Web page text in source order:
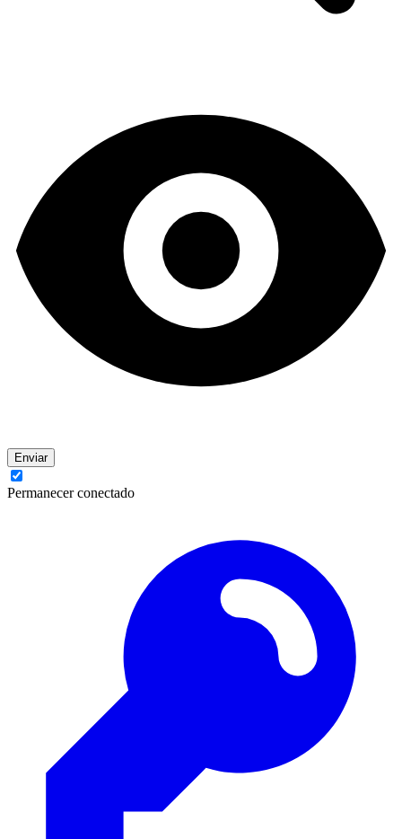
Enviar
Permanecer conectado